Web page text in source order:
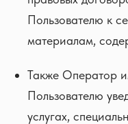
Пользователю к
материалам,
Также Оператор
Пользователю
услугах,